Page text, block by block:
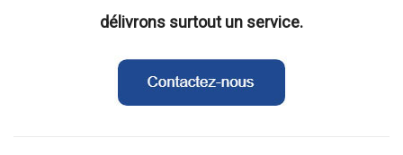
délivrons surtout un service.